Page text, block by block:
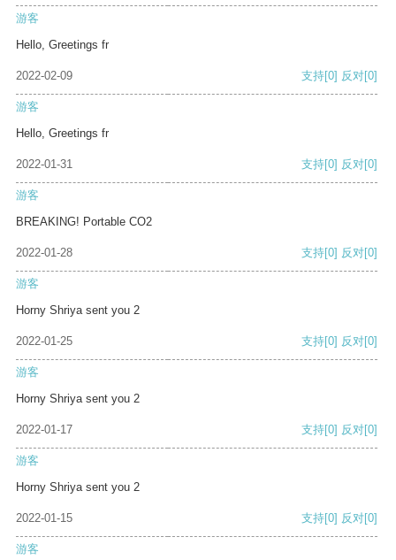
游客
Hello, Greetings fr
2022-02-09 支持[0] 反对[0]
游客
Hello, Greetings fr
2022-01-31 支持[0] 反对[0]
游客
BREAKING! Portable CO2
2022-01-28 支持[0] 反对[0]
游客
Horny Shriya sent you 2
2022-01-25 支持[0] 反对[0]
游客
Horny Shriya sent you 2
2022-01-17 支持[0] 反对[0]
游客
Horny Shriya sent you 2
2022-01-15 支持[0] 反对[0]
游客